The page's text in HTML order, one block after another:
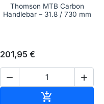
Thomson MTB Carbon
Handlebar – 31.8 / 730 mm
201,95 €
 
